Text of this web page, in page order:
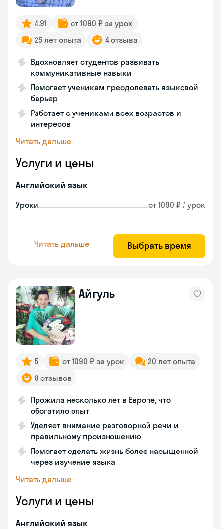
4.91
от 1090 ₽ за урок
25 лет опыта
4 отзыва
Вдохновляет студентов развивать
коммуникативные навыки
Помогает ученикам преодолевать языковой
барьер
Работает с учениками всех возрастов и
интересов
Читать дальше
Услуги и цены
Английский язык
Уроки от 1090 ₽ / урок
Читать дальше Выбрать время
Айгуль
5 от 1090 ₽ за урок
20 лет опыта
8 отзывов
Прожила несколько лет в Европе, что
обогатило опыт
Уделяет внимание разговорной речи и
правильному произношению
Помогает сделать жизнь более насыщенной
через изучение языка
Читать дальше
Услуги и цены
Английский язык